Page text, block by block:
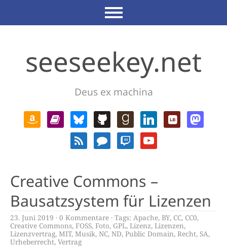
seeseekey.net
Deus ex machina
Creative Commons –
Bausatzsystem für Lizenzen
23. Juni 2019 0 Kommentare Tags: Apache, BY, CC, CC0,
Creative Commons, FOSS, Foto, GPL, Lizenz, Lizenzen,
Lizenzvertrag, MIT, Musik, NC, ND, Public Domain, Recht, SA,
Urheberrecht, Vertrag